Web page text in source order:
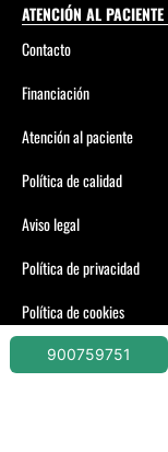
ATENCIÓN AL PACIENTE
Contacto
Financiación
Atención al paciente
Política de calidad
Aviso legal
Política de privacidad
Política de cookies
900759751